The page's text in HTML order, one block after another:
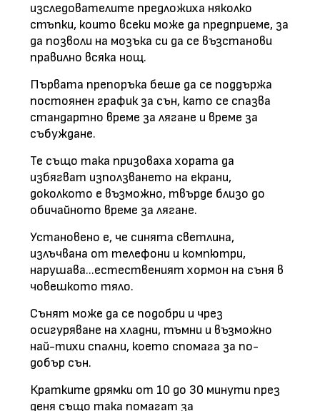
изследователите предложиха няколко
стъпки, които всеки може да предприеме, за
да позволи на мозъка си да се възстанови
правилно всяка нощ.
Първата препоръка беше да се поддържа
постоянен график за сън, като се спазва
стандартно време за лягане и време за
събуждане.
Те също така призоваха хората да
избягват използването на екрани,
доколкото е възможно, твърде близо до
обичайното време за лягане.
Установено е, че синята светлина,
излъчвана от телефони и компютри,
нарушава...естественият хормон на съня в
човешкото тяло.
Сънят може да се подобри и чрез
осигуряване на хладни, тъмни и възможно
най-тихи спални, което спомага за по-
добър сън.
Кратките дрямки от 10 до 30 минути през
деня също така помагат за